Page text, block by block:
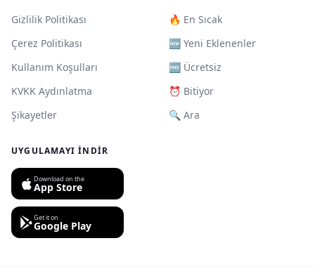
Gizlilik Politikası
Çerez Politikası
Kullanım Koşulları
KVKK Aydınlatma
Şikayetler
🔥 En Sıcak
🆕 Yeni Eklenenler
🆓 Ücretsiz
⏰ Bitiyor
🔍 Ara
UYGULAMAYI İNDIR
Download on the
App Store
Get it on
Google Play